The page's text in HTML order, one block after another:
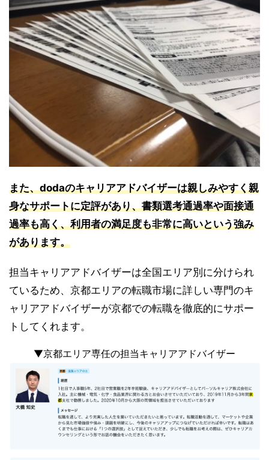
また、dodaのキャリアアドバイザーは親しみやすく親
身なサポートに定評があり、書類選考通過率や面接通
過率も高く、利用者の満足度も非常に高いという強み
があります。
担当キャリアアドバイザーは全国エリア別に分けられ
ているため、京都エリアの転職市場に詳しい専門のキ
ャリアアドバイザーが京都での転職を徹底的にサポー
トしてくれます。
▼京都エリア専任の担当キャリアアドバイザー